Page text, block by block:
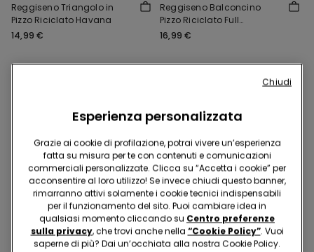
Reggiseno Triangolo in
Pizzo Riciclato Havana
14,99 €
Reggiseno Balconcino
Pizzo Riciclato Full
Coverage Prague
16,99 €
Pizzo Riciclato
Esperienza personalizzata
Grazie ai cookie di profilazione, potrai vivere un’esperienza
fatta su misura per te con contenuti e comunicazioni
commerciali personalizzate. Clicca su “Accetta i cookie” per
acconsentire al loro utilizzo! Se invece chiudi questo banner,
rimarranno attivi solamente i cookie tecnici indispensabili
per il funzionamento del sito. Puoi cambiare idea in
qualsiasi momento cliccando su Centro preferenze
sulla privacy, che trovi anche nella “Cookie Policy”. Vuoi
saperne di più? Dai un’occhiata alla nostra Cookie Policy.
Chiudi